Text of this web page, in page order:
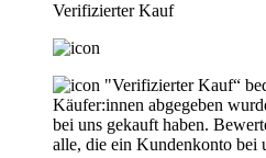
Verifizierter Kauf
"Verifizierter Kauf“
Käufer:innen abgegeben
bei uns gekauft haben.
alle, die ein Kundenkonto bei